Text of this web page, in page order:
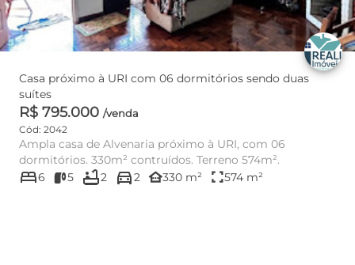
Casa próximo à URI com 06 dormitórios sendo duas
suítes
R$ 795.000 /venda
Cód: 2042
Ampla casa de Alvenaria próximo à URI, com 06
dormitórios. 330m² contruídos. Terreno 574m².
bed6 5 bathtub2 directions_car2 other_houses330 m² fullscreen574 m²